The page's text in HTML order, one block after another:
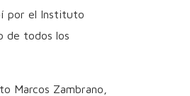
por el Instituto
de todos los
Marcos Zambrano,